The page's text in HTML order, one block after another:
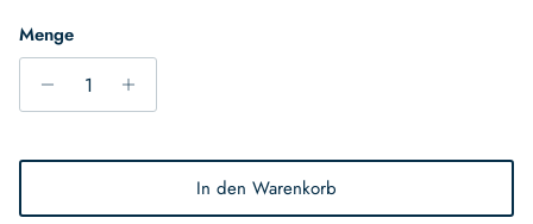
Menge
In den Warenkorb